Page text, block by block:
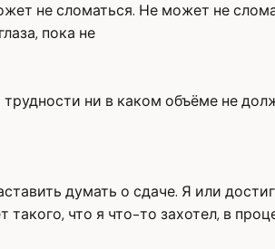
не сломаться. Не может не
пока не
ни в каком объёме не
думать о сдаче. Я или
что я что-то захотел, в